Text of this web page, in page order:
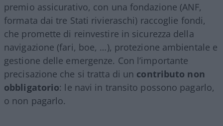
premio assicurativo, con una fondazione (ANF,
formata dai tre Stati rivieraschi) raccoglie fondi,
che promette di reinvestire in sicurezza della
navigazione (fari, boe, …), protezione ambientale e
gestione delle emergenze. Con l’importante
precisazione che si tratta di un contributo non
obbligatorio: le navi in transito possono pagarlo,
o non pagarlo.